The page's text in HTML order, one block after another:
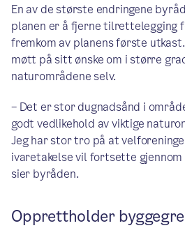
En av de største endringene
planen er å fjerne tilrettelegging
fremkom av planens første
møtt på sitt ønske om i større
naturområdene selv.
– Det er stor dugnadsånd i
godt vedlikehold av viktige
Jeg har stor tro på at
ivaretakelse vil fortsette
sier byråden.
Opprettholder